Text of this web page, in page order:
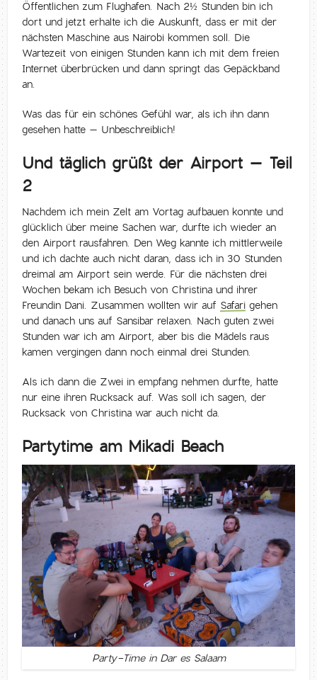
Öffentlichen zum Flughafen. Nach 2½ Stunden bin ich
dort und jetzt erhalte ich die Auskunft, dass er mit der
nächsten Maschine aus Nairobi kommen soll. Die
Wartezeit von einigen Stunden kann ich mit dem freien
Internet überbrücken und dann springt das Gepäckband
an.
Was das für ein schönes Gefühl war, als ich ihn dann
gesehen hatte – Unbeschreiblich!
Und täglich grüßt der Airport – Teil
2
Nachdem ich mein Zelt am Vortag aufbauen konnte und
glücklich über meine Sachen war, durfte ich wieder an
den Airport rausfahren. Den Weg kannte ich mittlerweile
und ich dachte auch nicht daran, dass ich in 30 Stunden
dreimal am Airport sein werde. Für die nächsten drei
Wochen bekam ich Besuch von Christina und ihrer
Freundin Dani. Zusammen wollten wir auf Safari gehen
und danach uns auf Sansibar relaxen. Nach guten zwei
Stunden war ich am Airport, aber bis die Mädels raus
kamen vergingen dann noch einmal drei Stunden.
Als ich dann die Zwei in empfang nehmen durfte, hatte
nur eine ihren Rucksack auf. Was soll ich sagen, der
Rucksack von Christina war auch nicht da.
Partytime am Mikadi Beach
Party-Time in Dar es Salaam